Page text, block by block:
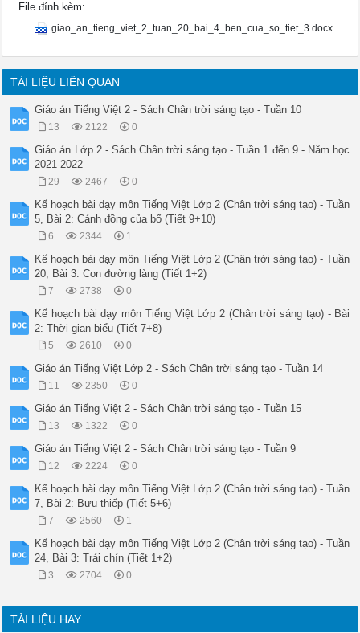
	- Rèn luyện phẩm chất chăm chỉ qua hoạt động tập viết.
	- Bồi dưỡng phẩm chất trách nhiệm gìn giữ ngôi nhà mình ở.
b. Đối với học sinh: SGK, VBT, bảng, phấn, thẻ tự đánh giá.
	III. CÁC HOẠT ĐỘNG DẠY HỌC
TIẾT 3
TG
HOẠT ĐỘNG CỦA GIÁO VIÊN
HOẠT ĐỘNG CỦA HỌC SINH
5’
1. Ổn định lớp và kiểm tra bài cũ
* Mục tiêu: HS ôn lại kiến thức đã học
* Phương pháp: Thực hành, vấn đáp.
* Cách tiến hành:
GV cho HS hát múa bài: Ba ngọn nến lung linh.
GV đặt các câu hỏi cho HS trả lời:
Bài hát này có những ai?
Ba mẹ, con cái cùng sống bên nhau gọi là gì?
Con hãy nói 1 câu về gia đình con?
GV nhận xét, khen ngợi
HS cùng tham gia hát
HS nêu cá nhân:
Ba, mẹ, con
Gia đình
Cả nhà con rất thương nhau.
27’
10’
Hoạt động 3: Luyện từ
* Phương pháp: Đàm thoại, trực quan, vấn đáp, sơ đồ tư duy
* Cách tiến hành:
- GV đưa hình ảnh minh họa như trong sách: Các con đếm
- GV cho HS cùng đọc trong nhóm 2 các tiếng này.
- GV mời vài nhóm đọc to trước lớp.
+ Các em hãy quan sát: Cô có tiếng “tha”, bây giờ cô sẽ
GV tổ chức cho HS ghép các tiếng còn lại trong bài tập
GV nhận xét, tuyên dương
GV nhận xét, tuyên dương HS.
Yêu cầu bài 3: Ghép các tiếng sau thành từ ngữ chỉ tình cảm
File đính kèm:
giao_an_tieng_viet_2_tuan_20_bai_4_ben_cua_so_tiet_3.docx
TÀI LIỆU LIÊN QUAN
Giáo án Tiếng Việt 2 - Sách Chân trời sáng tạo - Tuần 10
13 2122 0
Giáo án Lớp 2 - Sách Chân trời sáng tạo - Tuần 1 đến 9 - Năm học
2021-2022
29 2467 0
Kế hoạch bài dạy môn Tiếng Việt Lớp 2 (Chân trời sáng tạo) - Tuần
5, Bài 2: Cánh đồng của bố (Tiết 9+10)
6 2344 1
Kế hoạch bài dạy môn Tiếng Việt Lớp 2 (Chân trời sáng tạo) - Tuần
20, Bài 3: Con đường làng (Tiết 1+2)
7 2738 0
Kế hoạch bài dạy môn Tiếng Việt Lớp 2 (Chân trời sáng tạo) - Bài
2: Thời gian biểu (Tiết 7+8)
5 2610 0
Giáo án Tiếng Việt Lớp 2 - Sách Chân trời sáng tạo - Tuần 14
11 2350 0
Giáo án Tiếng Việt 2 - Sách Chân trời sáng tạo - Tuần 15
13 1322 0
Giáo án Tiếng Việt 2 - Sách Chân trời sáng tạo - Tuần 9
12 2224 0
Kế hoạch bài dạy môn Tiếng Việt Lớp 2 (Chân trời sáng tạo) - Tuần
7, Bài 2: Bưu thiếp (Tiết 5+6)
7 2560 1
Kế hoạch bài dạy môn Tiếng Việt Lớp 2 (Chân trời sáng tạo) - Tuần
24, Bài 3: Trái chín (Tiết 1+2)
3 2704 0
TÀI LIỆU HAY